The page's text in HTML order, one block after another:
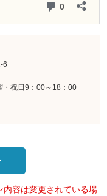
6
・祝日9：00～18：00
容は変更されている場